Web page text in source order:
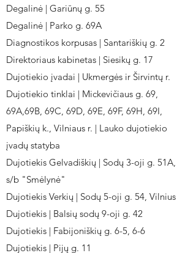
Degalinė | Gariūnų g. 55
Degalinė | Parko g. 69A
Diagnostikos korpusas | Santariškių g. 2
Direktoriaus kabinetas | Siesikų g. 17
Dujotiekio įvadai | Ukmergės ir Širvintų r.
Dujotiekio tinklai | Mickevičiaus g. 69,
69A,69B, 69C, 69D, 69E, 69F, 69H, 69I,
Papiškių k., Vilniaus r. | Lauko dujotiekio
įvadų statyba
Dujotiekis Gelvadiškių | Sodų 3-oji g. 51A,
s/b "Smėlynė"
Dujotiekis Verkių | Sodų 5-oji g. 54, Vilnius
Dujotiekis | Balsių sodų 9-oji g. 42
Dujotiekis | Fabijoniškių g. 6-5, 6-6
Dujotiekis | Pijų g. 11